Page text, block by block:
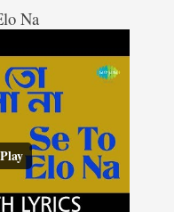
Na